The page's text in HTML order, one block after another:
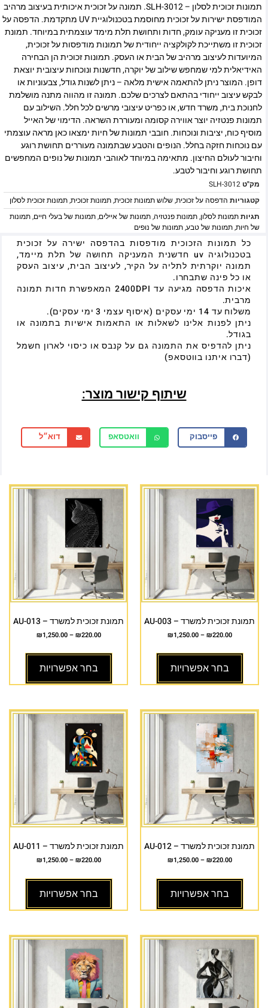
תמונות זכוכית לסלון – SLH-3012. תמונה על זכוכית איכותית בעיצוב מרהיב
המודפסת ישירות על זכוכית מחוסמת בטכנולוגיית UV מתקדמת. הדפסה על
זכוכית זו מעניקה עומק, חדות ותחושת תלת מימד עוצמתית במיוחד. תמונת
זכוכית זו משתייכת לקולקציה ייחודית של תמונות מודפסות על זכוכית,
המיועדות לעיצוב מרהיב של הבית או העסק. תמונות זכוכית הן הבחירה
האידיאלית למי שמחפש שילוב של יוקרה, חדשנות ונוכחות עיצובית יוצאת
דופן. המוצר ניתן להתאמה אישית מלאה – ניתן לשנות גודל, צבעוניות או
לבקש עיצוב ייחודי בהתאם לצרכים שלכם. תמונה זו מהווה מתנה מושלמת
לחנוכת בית, משרד חדש, או כפריט עיצובי מרשים לכל חלל. השילוב עם
תמונות פנטזיה יוצר אווירה קסומה ומעוררת השראה. הדימוי של האייל
מוסיף כוח, יציבות ונוכחות. חובבי תמונות של חיות ימצאו כאן מראה עוצמתי
עם נוכחות חזקה בחלל. הנופים והטבע שבתמונה מעוררים תחושת רוגע
וחיבור לעולם החיצון. מתאימה במיוחד לאוהבי תמונות של נופים המחפשים
תחושת רוגע וחיבור לטבע.
מק"טSLH-3012
קטגוריות הדפסה על זכוכית,שלוש תמונות זכוכית,תמונות זכוכית,תמונות זכוכית לסלון
תגיותתמונות לסלון,תמונות פנטזיה,תמונות של איילים,תמונות של בעלי חיים,תמונות
של חיות,תמונות של טבע,תמונות של נופים
כל תמונות הזכוכית מודפסות בהדפסה ישירה על זכוכית
בטכנולוגיה uv חדשנית המעניקה תחושה של תלת מיימד,
תמונה יוקרתית לתליה על הקיר, לעיצוב הבית, עיצוב העסק
או כל פינה שתבחרו.
איכות הדפסה מגיעה עד 2400DPI המאפשרת חדות תמונה
מרבית.
משלוח עד 14 ימי עסקים (איסוף עצמי 3 ימי עסקים).
ניתן לפנות אלינו לשאלות או התאמות אישיות בתמונה או
בגודל.
ניתן להדפיס את התמונה גם על קנבס או כיסוי לארון חשמל
(דברו איתנו בווטסאפ)
שיתוף קישור מוצר:
פייסבוק וואטסאפ דוא״ל
תמונת זכוכית למשרד – AU-003
₪220.00
–
₪1,250.00
בחר אפשרויות
תמונת זכוכית למשרד – AU-013
₪220.00
–
₪1,250.00
בחר אפשרויות
תמונת זכוכית למשרד – AU-012
₪220.00
–
₪1,250.00
בחר אפשרויות
תמונת זכוכית למשרד – AU-011
₪220.00
–
₪1,250.00
בחר אפשרויות